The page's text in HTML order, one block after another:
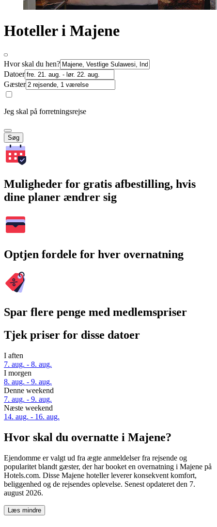
Hoteller i Majene
Hvor skal du hen?
Datoer
Gæster
Jeg skal på forretningsrejse
Søg
Muligheder for gratis afbestilling, hvis
dine planer ændrer sig
Optjen fordele for hver overnatning
Spar flere penge med medlemspriser
Tjek priser for disse datoer
I aften
7. aug. - 8. aug.
I morgen
8. aug. - 9. aug.
Denne weekend
7. aug. - 9. aug.
Næste weekend
14. aug. - 16. aug.
Hvor skal du overnatte i Majene?
Ejendomme er valgt ud fra ægte anmeldelser fra rejsende og
popularitet blandt gæster, der har booket en overnatning i Majene på
Hotels.com. Disse Majene hoteller leverer konsekvent komfort,
beliggenhed og de rejsendes oplevelse. Senest opdateret den 7.
august 2026.
Læs mindre